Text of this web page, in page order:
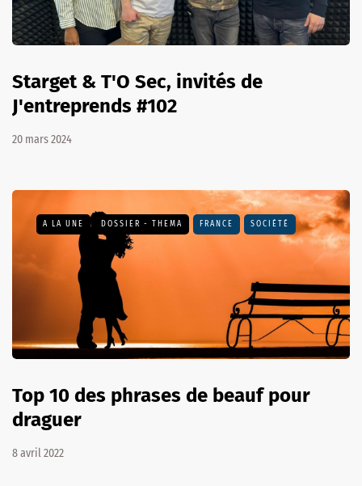
Starget & T'O Sec, invités de
J'entreprends #102
20 mars 2024
A LA UNE DOSSIER - THEMA FRANCE SOCIÉTÉ
Top 10 des phrases de beauf pour
draguer
8 avril 2022